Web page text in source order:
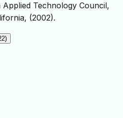
Applied Technology Council,
(2002).